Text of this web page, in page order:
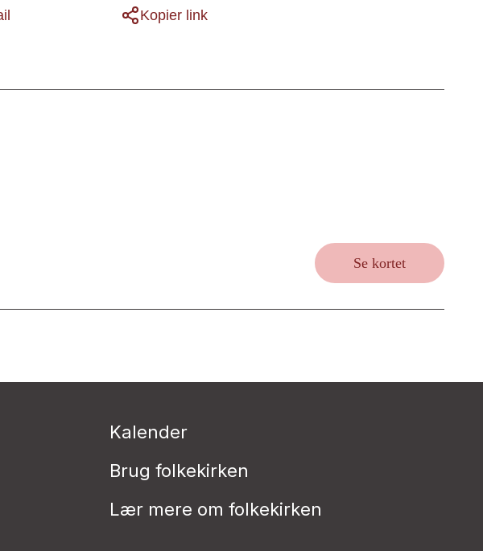
Kopier link
Se kortet
Kalender
Brug folkekirken
Lær mere om folkekirken